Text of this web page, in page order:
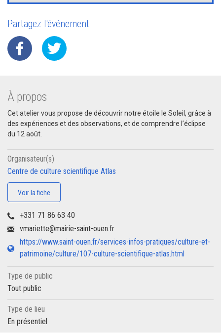
Partagez l'événement
À propos
Cet atelier vous propose de découvrir notre étoile le Soleil, grâce à
des expériences et des observations, et de comprendre l’éclipse
du 12 août.
Organisateur(s)
Centre de culture scientifique Atlas
Voir la fiche
+331 71 86 63 40
vmariette@mairie-saint-ouen.fr
https://www.saint-ouen.fr/services-infos-pratiques/culture-et-
patrimoine/culture/107-culture-scientifique-atlas.html
Type de public
Tout public
Type de lieu
En présentiel